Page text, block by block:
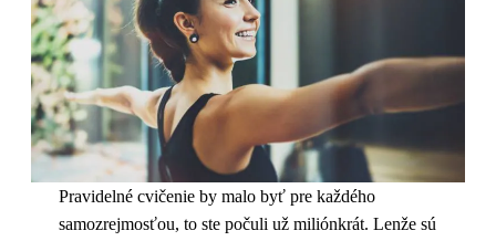
Pravidelné cvičenie by malo byť pre každého
samozrejmosťou, to ste počuli už miliónkrát. Lenže sú